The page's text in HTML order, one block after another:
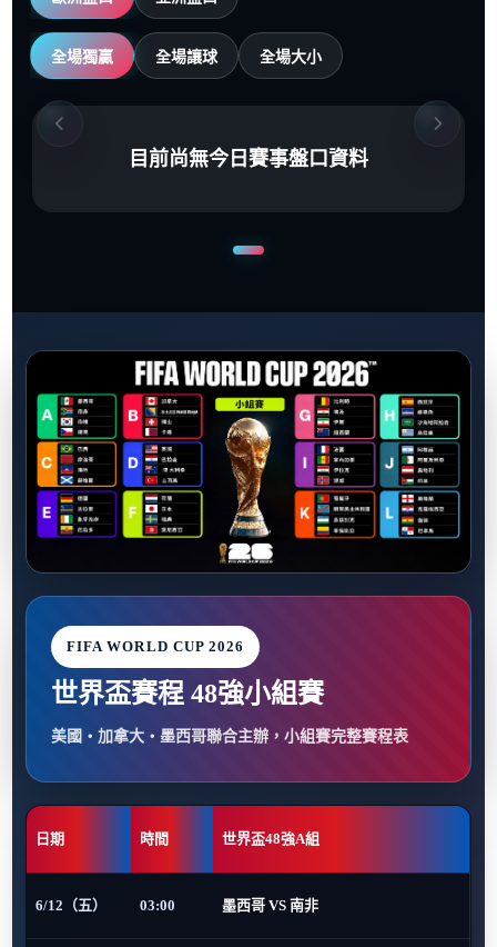
全場獨贏 全場讓球 全場大小
目前尚無今日賽事盤口資料
FIFA WORLD CUP 2026
世界盃賽程 48強小組賽
美國・加拿大・墨西哥聯合主辦，小組賽完整賽程表
日期 時間 世界盃48強A組
6/12（五） 03:00 墨西哥 VS 南非